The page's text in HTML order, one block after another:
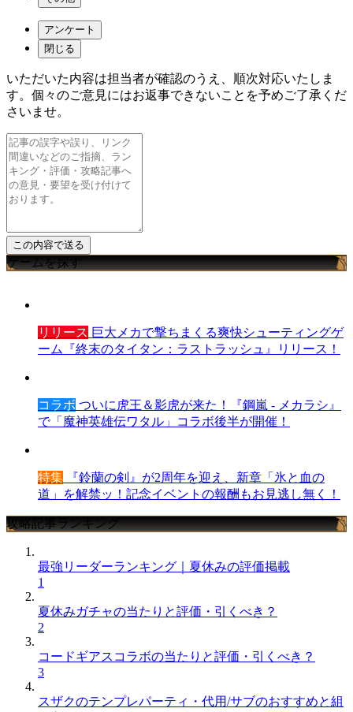
アンケート
閉じる
いただいた内容は担当者が確認のうえ、順次対応いたしま
す。個々のご意見にはお返事できないことを予めご了承くだ
さいませ。
ゲームを探す
リリース 巨大メカで撃ちまくる爽快シューティングゲ
ーム『終末のタイタン：ラストラッシュ』リリース！
コラボ ついに虎王＆影虎が来た！『鋼嵐 - メカラシ』
で「魔神英雄伝ワタル」コラボ後半が開催！
特集 『鈴蘭の剣』が2周年を迎え、新章「氷と血の
道」を解禁ッ！記念イベントの報酬もお見逃し無く！
攻略記事ランキング
最強リーダーランキング｜夏休みの評価掲載
1
夏休みガチャの当たりと評価・引くべき？
2
コードギアスコラボの当たりと評価・引くべき？
3
スザクのテンプレパーティ・代用/サブのおすすめと組